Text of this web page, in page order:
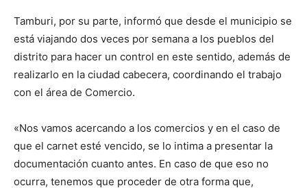
Tamburi, por su parte, informó que desde el municipio se
está viajando dos veces por semana a los pueblos del
distrito para hacer un control en este sentido, además de
realizarlo en la ciudad cabecera, coordinando el trabajo
con el área de Comercio.
«Nos vamos acercando a los comercios y en el caso de
que el carnet esté vencido, se lo intima a presentar la
documentación cuanto antes. En caso de que eso no
ocurra, tenemos que proceder de otra forma que,